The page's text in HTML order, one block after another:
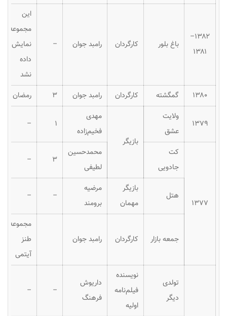
۱۳۸۲–
۱۳۸۱
باغ بلور کارگردان رامبد جوان –
این
مجموعه
نمایش
داده
نشد
۱۳۸۰
گمگشته کارگردان رامبد جوان ۳ رمضان
۱۳۷۹
ولایت
عشق
بازیگر
مهدی
فخیم‌زاده
۱ –
۱۳۷۷
کت
جادویی
محمدحسین
لطیفی
۳ –
هتل
بازیگر
مهمان
مرضیه
برومند
–
–
جمعه بازار کارگردان رامبد جوان
مجموعه
طنز
آیتمی
تولدی
دیگر
نویسنده
فیلم‌نامه
اولیه
داریوش
فرهنگ
–
–